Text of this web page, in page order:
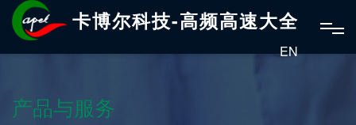
卡博尔科技-高频高速大全
EN
产品与服务